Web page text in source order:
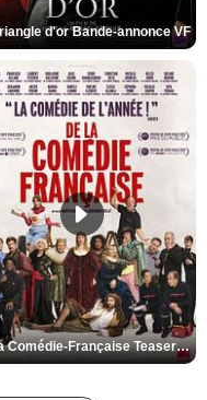
d'or Bande-annonce VF
De la Comédie-Française Teaser VF